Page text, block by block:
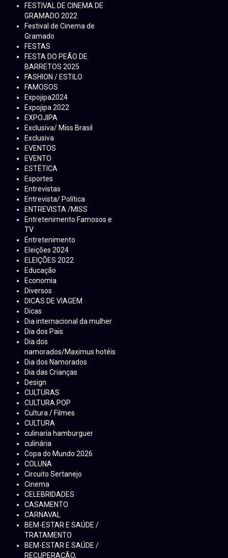
FESTIVAL DE CINEMA DE
GRAMADO 2022
Festival de Cinema de
Gramado
FESTAS
FESTA DO PEÃO DE
BARRETOS 2025
FASHION / ESTILO
FAMOSOS
Expojipa2024
Expojipa 2022
EXPOJIPA
Exclusiva/ Miss Brasil
Exclusiva
EVENTOS
EVENTO
ESTÉTICA
Esportes
Entrevistas
Entrevista/ Política
ENTREVISTA /MISS
Entretenimento Famosos e
TV
Entretenimento
Eleições 2024
ELEIÇÕES 2022
Educação
Economia
Diversos
DICAS DE VIAGEM
Dicas
Dia internacional da mulher
Dia dos Pais
Dia dos
namorados/Maximus hotéis
Dia dos Namorados
Dia das Crianças
Design
CULTURAS
CULTURA POP
Cultura / Filmes
CULTURA
culinaria hamburguer
culinária
Copa do Mundo 2026
COLUNA
Circuito Sertanejo
Cinema
CELEBRIDADES
CASAMENTO
CARNAVAL
BEM-ESTAR E SAÚDE /
TRATAMENTO
BEM-ESTAR E SAÚDE /
RECUPERAÇÃO,